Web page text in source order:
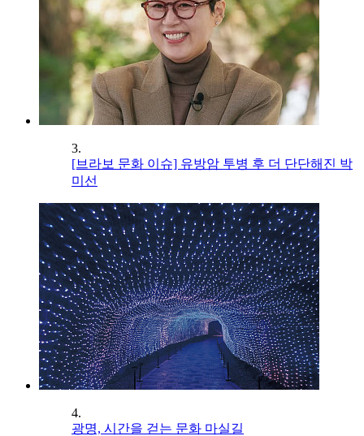
3.
[브라보 문화 이슈] 유방암 투병 후 더 단단해진 박
미선
4.
광명, 시간을 걷는 문화 마실길